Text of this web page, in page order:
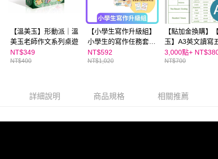
易，需依本服務之必要範圍內提供個人資料，並將交易相關給付款項請求債
權轉讓予恩沛科技股份有限公司。
２．關於個人資料處理事宜，請瀏覽以下網址：
https://aftee.tw/terms/#terms3
３．未成年的使用者請事先徵得法定代理人或監護人之同意方可使用
「AFTEE先享後付」，若未經同意申辦者引起之損失，本公司不負相關責
任。
４．使用「AFTEE先享後付」時，將依據個別帳號之用戶狀況，依本公司即
恩沛科技股份有限公司將有權停止該用戶之使用額度並採取法律行動。
【溫美玉】形動派｜溫
美玉老師作文系列桌遊
NT$349
NT$400
【小學生寫作升級組】
小學生的寫作任務套書
（附贈超實用心智圖任
務卡2張）+【溫美玉】
NT$592
NT$1,020
【點加金換購】
玉】A3英文讀寫
板(20張/包)｜學
死背↘
3,000點+
NT$700
詳細說明 商品規格 相關推薦